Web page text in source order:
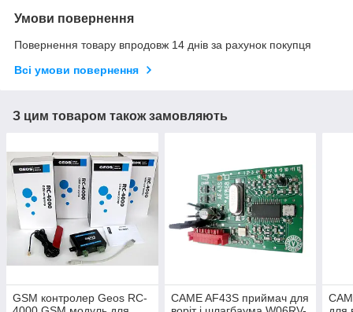
Умови повернення
Повернення товару впродовж 14 днів за рахунок покупця
Всі умови повернення
З цим товаром також замовляють
GSM контролер Geos RC-
CAME AF43S приймач для